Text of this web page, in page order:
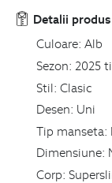
Detalii produs
Culoare: Alb
Sezon: 2025 ti
Stil: Clasic
Desen: Uni
Tip manseta:
Dimensiune:
Corp: